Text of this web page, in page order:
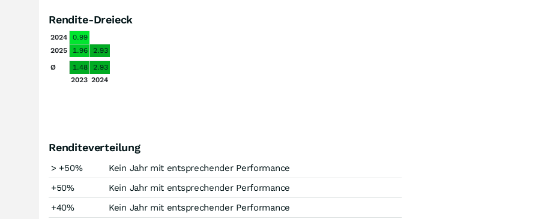
Rendite-Dreieck
2024
0.99
2025
1.96
2.93
Ø
1.48
2.93
2023 2024
Renditeverteilung
> +50%
Kein Jahr mit entsprechender Performance
+50%
Kein Jahr mit entsprechender Performance
+40%
Kein Jahr mit entsprechender Performance